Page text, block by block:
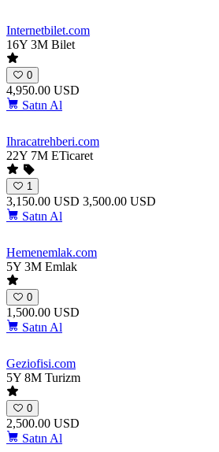
Internetbilet.com
16Y 3M Bilet
0
4,950.00 USD
Satın Al
Ihracatrehberi.com
22Y 7M ETicaret
1
3,150.00 USD 3,500.00 USD
Satın Al
Hemenemlak.com
5Y 3M Emlak
0
1,500.00 USD
Satın Al
Geziofisi.com
5Y 8M Turizm
0
2,500.00 USD
Satın Al